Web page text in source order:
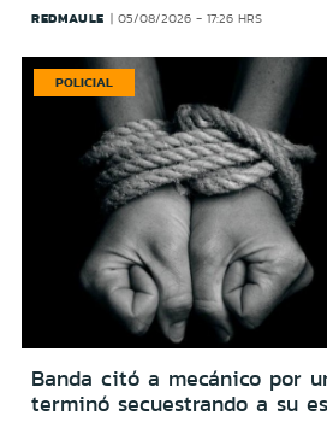
REDMAULE 05/08/2026 - 17:26 HRS
POLICIAL
Banda citó a mecánico por
terminó secuestrando a su